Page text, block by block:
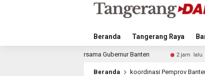
Beranda Tangerang Raya
Gratis Bersama Gubernur Banten 2 jam lalu Diskominfo
Beranda koordinasi Pemprov